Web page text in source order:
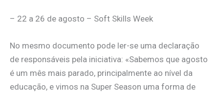
– 22 a 26 de agosto – Soft Skills Week
No mesmo documento pode ler-se uma declaração
de responsáveis pela iniciativa: «Sabemos que agosto
é um mês mais parado, principalmente ao nível da
educação, e vimos na Super Season uma forma de